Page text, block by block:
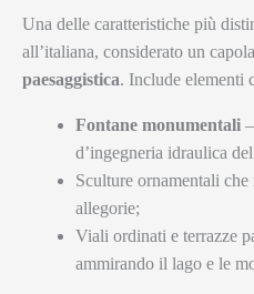
Una delle caratteristiche più
all’italiana, considerato un
paesaggistica. Include elementi
Fontane monumentali
d’ingegneria idraulica
Sculture ornamentali
allegorie;
Viali ordinati e terrazze
ammirando il lago e le